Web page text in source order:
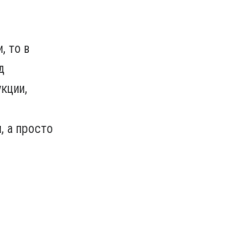
то в
а просто